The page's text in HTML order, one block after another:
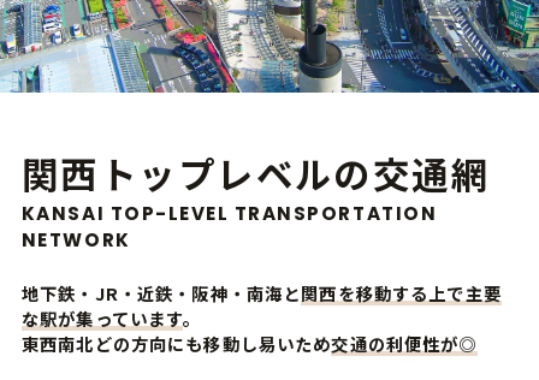
関西トップレベルの交通網
KANSAI TOP-LEVEL TRANSPORTATION
NETWORK
地下鉄・JR・近鉄・阪神・南海と関西を移動する上で主要
な駅が集っています。
東西南北どの方向にも移動し易いため交通の利便性が◎